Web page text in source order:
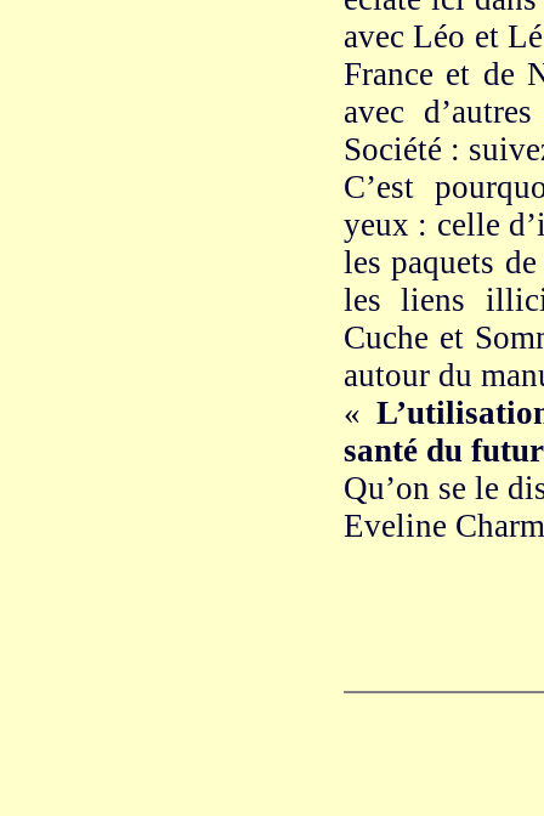
avec Léo et
France et de
avec
Société :
C’est
yeux : celle
les paquets
les liens
Cuche et
autour du
«
santé du
Qu’on se le
Eveline